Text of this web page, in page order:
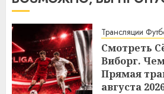
Трансляции
Смотреть
Виборг.
Прямая
августа